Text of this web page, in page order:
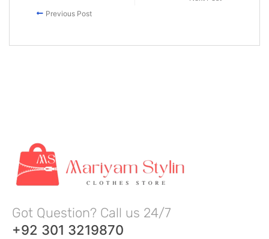
Previous Post
Got Question? Call us 24/7
+92 301 3219870